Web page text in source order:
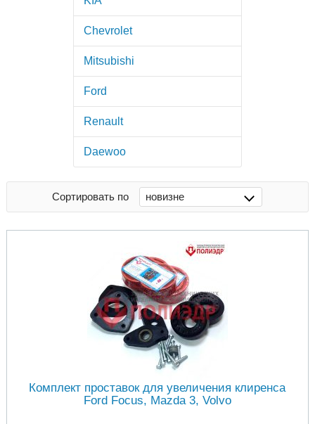
Chevrolet
Mitsubishi
Ford
Rеnault
Daewoo
Сортировать по новизне
Комплект проставок для увеличения клиренса
Ford Focus, Mazda 3, Volvo